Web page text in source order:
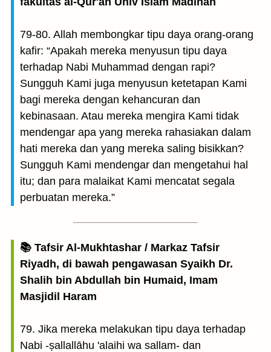
79-80. Allah membongkar tipu daya orang-orang
kafir: “Apakah mereka menyusun tipu daya
terhadap Nabi Muhammad dengan rapi?
Sungguh Kami juga menyusun ketetapan Kami
bagi mereka dengan kehancuran dan
kebinasaan. Atau mereka mengira Kami tidak
mendengar apa yang mereka rahasiakan dalam
hati mereka dan yang mereka saling bisikkan?
Sungguh Kami mendengar dan mengetahui hal
itu; dan para malaikat Kami mencatat segala
perbuatan mereka.”
📚 Tafsir Al-Mukhtashar / Markaz Tafsir
Riyadh, di bawah pengawasan Syaikh Dr.
Shalih bin Abdullah bin Humaid, Imam
Masjidil Haram
79. Jika mereka melakukan tipu daya terhadap
Nabi -ṣallallāhu 'alaihi wa sallam- dan